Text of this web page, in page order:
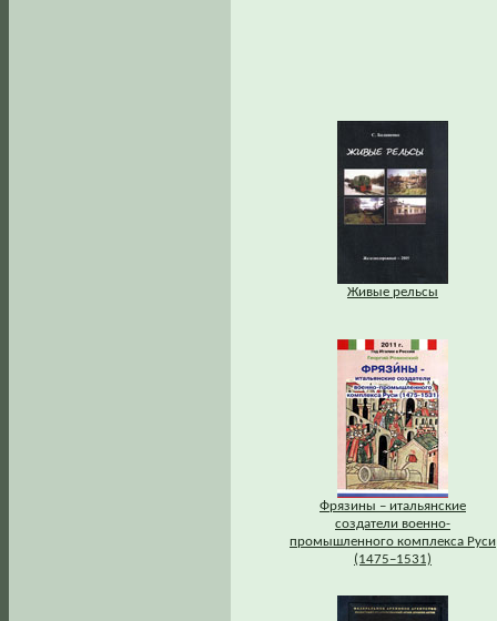
Живые рельсы
Фрязины – итальянские
создатели военно-
промышленного комплекса Руси
(1475–1531)